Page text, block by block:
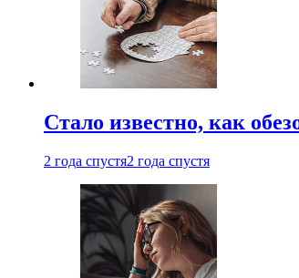
Стало известно, как
2 года спустя2 года спустя